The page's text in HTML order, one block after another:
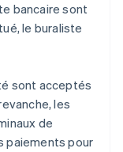
bancaire sont
le buraliste
sont acceptés
les
de
paiements pour